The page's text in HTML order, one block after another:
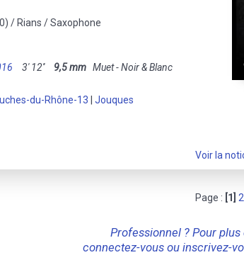
/ Rians / Saxophone
3' 12'' 9,5 mm Muet - Noir & Blanc
du-Rhône-13 Jouques
Voir la
Page : [1] 2
Professionnel ? Pour
connectez-vous ou inscrivez-